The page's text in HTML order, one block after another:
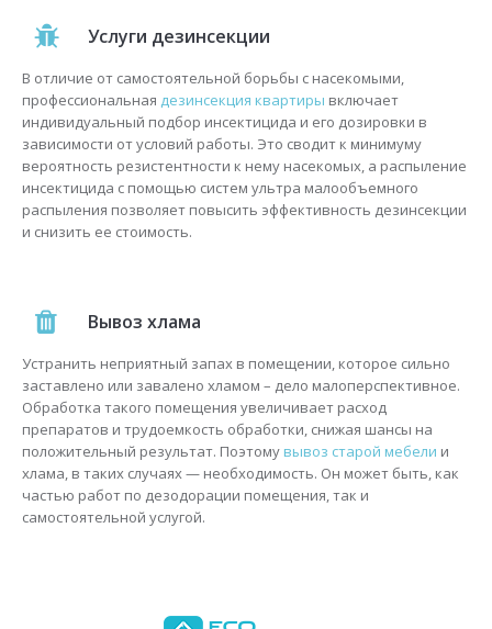
Услуги дезинсекции
В отличие от самостоятельной борьбы с насекомыми,
профессиональная дезинсекция квартиры включает
индивидуальный подбор инсектицида и его дозировки в
зависимости от условий работы. Это сводит к минимуму
вероятность резистентности к нему насекомых, а распыление
инсектицида с помощью систем ультра малообъемного
распыления позволяет повысить эффективность дезинсекции
и снизить ее стоимость.
Вывоз хлама
Устранить неприятный запах в помещении, которое сильно
заставлено или завалено хламом – дело малоперспективное.
Обработка такого помещения увеличивает расход
препаратов и трудоемкость обработки, снижая шансы на
положительный результат. Поэтому вывоз старой мебели и
хлама, в таких случаях — необходимость. Он может быть, как
частью работ по дезодорации помещения, так и
самостоятельной услугой.